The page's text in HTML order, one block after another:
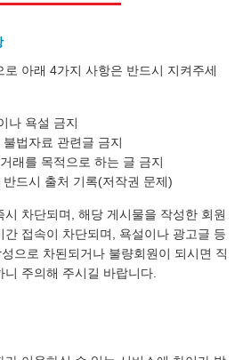
아래 4가지 사항은 반드시 지켜주세
나 욕설 금지
법자료 관련글 금지
래를 목적으로 하는 글 금지
드시 출처 기록(저작권 문제)
차단되며, 해당 게시물을 작성한 회원
접속이 차단되며, 욕설이나 광고글 등
으로 차된되거나 불량회원이 되시면 직
주의해 주시길 바랍니다.